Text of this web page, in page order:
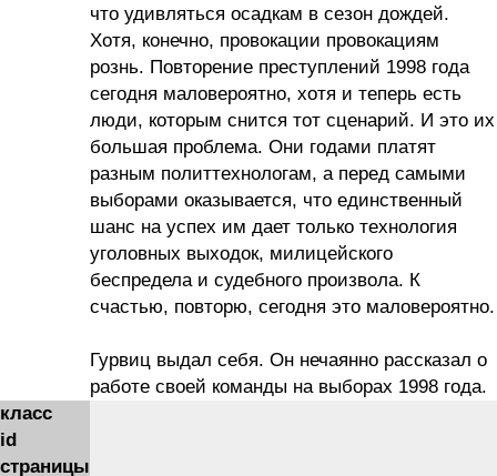
что удивляться осадкам в сезон дождей.
Хотя, конечно, провокации провокациям
рознь. Повторение преступлений 1998 года
сегодня маловероятно, хотя и теперь есть
люди, которым снится тот сценарий. И это их
большая проблема. Они годами платят
разным политтехнологам, а перед самыми
выборами оказывается, что единственный
шанс на успех им дает только технология
уголовных выходок, милицейского
беспредела и судебного произвола. К
счастью, повторю, сегодня это маловероятно.
Гурвиц выдал себя. Он нечаянно рассказал о
работе своей команды на выборах 1998 года.
класс
id
страницы